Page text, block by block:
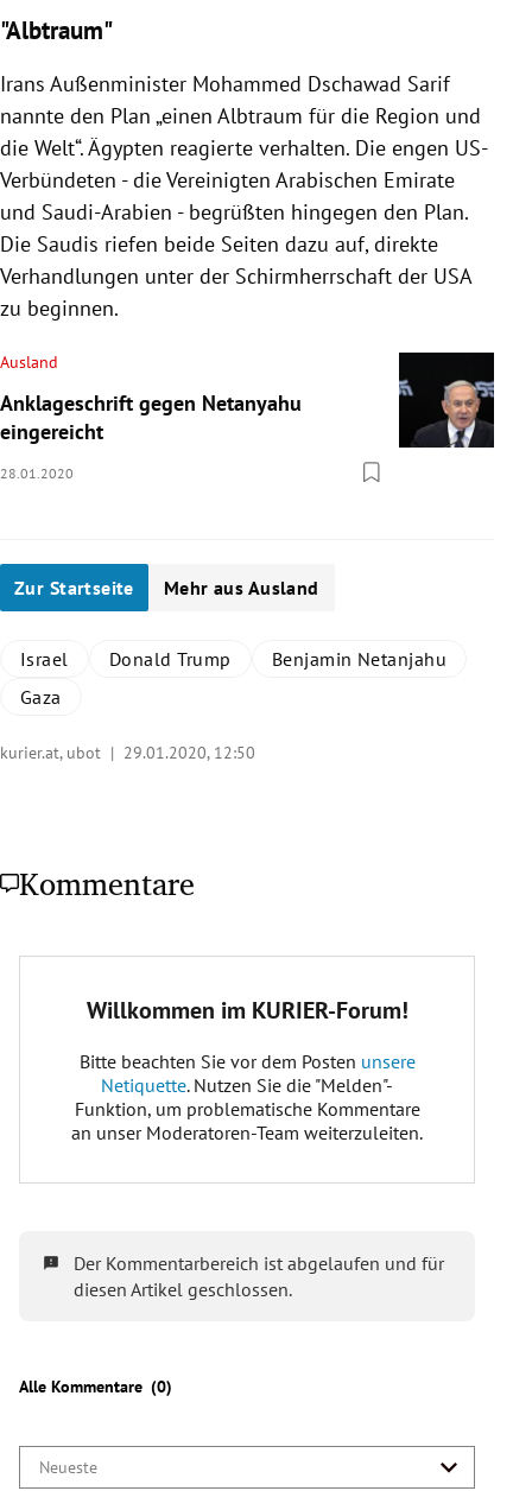
"Albtraum"
Irans Außenminister Mohammed Dschawad Sarif
nannte den Plan „einen Albtraum für die Region und
die Welt“.Ägypten reagierte verhalten. Die engen US-
Verbündeten - dieVereinigten Arabischen Emirate
und Saudi-Arabien - begrüßten hingegen den Plan.
Die Saudis riefen beide Seiten dazu auf, direkte
Verhandlungen unter der Schirmherrschaft der USA
zu beginnen.
Ausland
Anklageschrift gegen Netanyahu
eingereicht
28.01.2020
Zur Startseite Mehr aus Ausland
Israel Donald Trump
Benjamin Netanjahu
Gaza
kurier.at, ubot | 29.01.2020, 12:50
Kommentare